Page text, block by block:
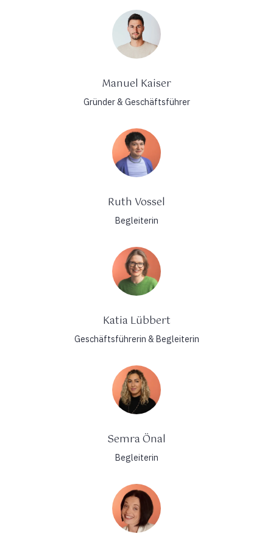
Manuel Kaiser
Gründer & Geschäftsführer
Ruth Vossel
Begleiterin
Katia Lübbert
Geschäftsführerin & Begleiterin
Semra Önal
Begleiterin